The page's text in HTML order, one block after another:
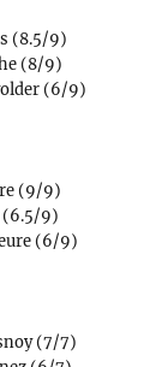
(8.5/9)
(8/9)
(6/9)
(9/9)
(6.5/9)
(6/9)
(7/7)